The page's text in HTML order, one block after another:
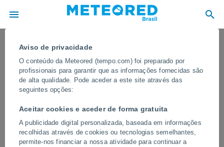
Aviso de privacidade
O conteúdo da Meteored (tempo.com) foi preparado por
profissionais para garantir que as informações fornecidas são
de alta qualidade. Pode aceder a este site através das
seguintes opções:
Aceitar cookies e aceder de forma gratuita
A publicidade digital personalizada, baseada em informações
recolhidas através de cookies ou tecnologias semelhantes,
permite-nos financiar a nossa atividade para continuar a